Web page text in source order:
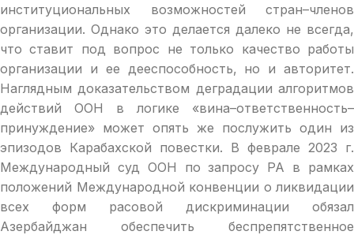
институциональных возможностей стран–членов
организации. Однако это делается далеко не всегда,
что ставит под вопрос не только качество работы
организации и ее дееспособность, но и авторитет.
Наглядным доказательством деградации алгоритмов
действий ООН в логике «вина–ответственность–
принуждение» может опять же послужить один из
эпизодов Карабахской повестки. В феврале 2023 г.
Международный суд ООН по запросу РА в рамках
положений Международной конвенции о ликвидации
всех форм расовой дискриминации обязал
Азербайджан обеспечить беспрепятственное